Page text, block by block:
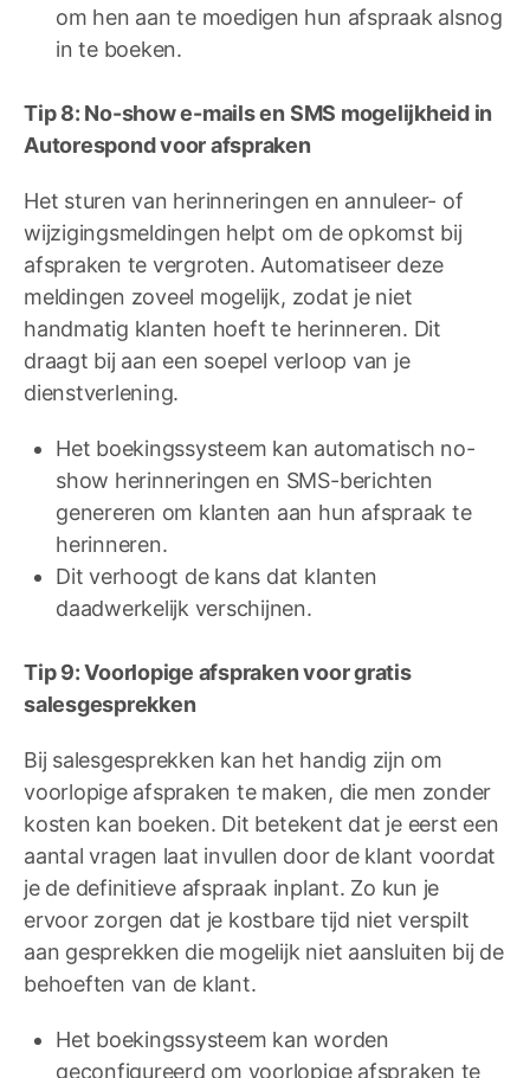
om hen aan te moedigen hun afspraak alsnog
in te boeken.
Tip 8: No-show e-mails en SMS mogelijkheid in
Autorespond voor afspraken
Het sturen van herinneringen en annuleer- of
wijzigingsmeldingen helpt om de opkomst bij
afspraken te vergroten. Automatiseer deze
meldingen zoveel mogelijk, zodat je niet
handmatig klanten hoeft te herinneren. Dit
draagt bij aan een soepel verloop van je
dienstverlening.
Het boekingssysteem kan automatisch no-
show herinneringen en SMS-berichten
genereren om klanten aan hun afspraak te
herinneren.
Dit verhoogt de kans dat klanten
daadwerkelijk verschijnen.
Tip 9: Voorlopige afspraken voor gratis
salesgesprekken
Bij salesgesprekken kan het handig zijn om
voorlopige afspraken te maken, die men zonder
kosten kan boeken. Dit betekent dat je eerst een
aantal vragen laat invullen door de klant voordat
je de definitieve afspraak inplant. Zo kun je
ervoor zorgen dat je kostbare tijd niet verspilt
aan gesprekken die mogelijk niet aansluiten bij de
behoeften van de klant.
Het boekingssysteem kan worden
geconfigureerd om voorlopige afspraken te